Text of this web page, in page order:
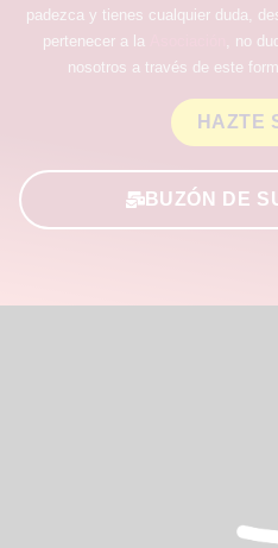
padezca y tienes cualquier duda,
pertenecer a la
, no
nosotros a través de este
HAZTE
BUZÓN DE